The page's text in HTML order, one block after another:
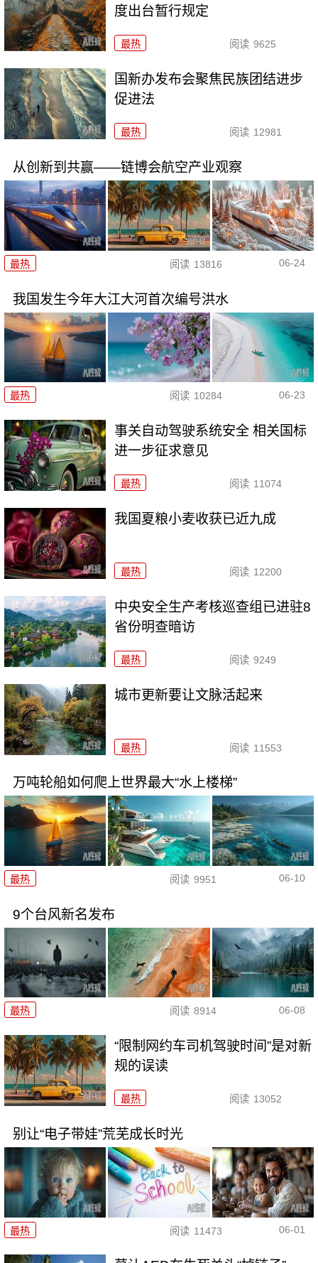
度出台暂行规定
最热 阅读 9625
国新办发布会聚焦民族团结进步
促进法
最热 阅读 12981
从创新到共赢——链博会航空产业观察
最热 阅读 13816 06-24
我国发生今年大江大河首次编号洪水
最热 阅读 10284 06-23
事关自动驾驶系统安全 相关国标
进一步征求意见
最热 阅读 11074
我国夏粮小麦收获已近九成
最热 阅读 12200
中央安全生产考核巡查组已进驻8
省份明查暗访
最热 阅读 9249
城市更新要让文脉活起来
最热 阅读 11553
万吨轮船如何爬上世界最大“水上楼梯”
最热 阅读 9951 06-10
9个台风新名发布
最热 阅读 8914 06-08
“限制网约车司机驾驶时间”是对新
规的误读
最热 阅读 13052
别让“电子带娃”荒芜成长时光
最热 阅读 11473 06-01